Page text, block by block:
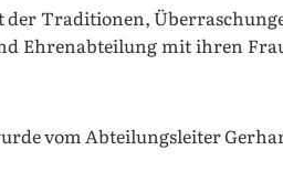
Traditionen,
Ehrenabteilung mit ihren
vom Abteilungsleiter